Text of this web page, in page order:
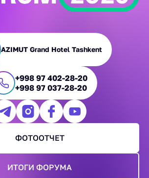
AZIMUT Grand Hotel Tashkent
+998 97 402-28-20
+998 97 037-28-20
ФОТООТЧЕТ
ИТОГИ ФОРУМА